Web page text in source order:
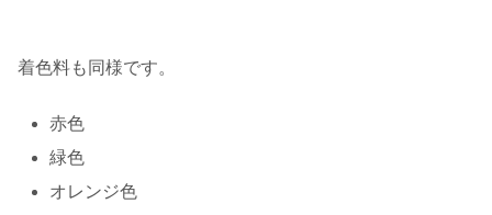
着色料も同様です。
赤色
緑色
オレンジ色